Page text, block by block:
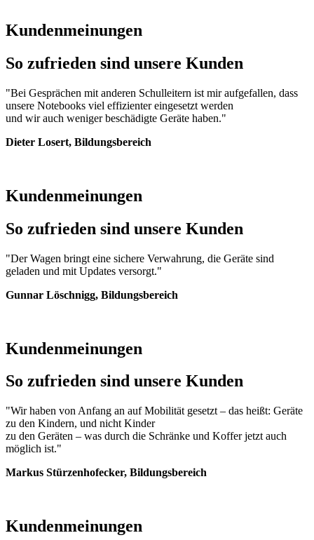
Kundenmeinungen
So zufrieden sind unsere Kunden
"Bei Gesprächen mit anderen Schulleitern ist mir aufgefallen, dass
unsere Notebooks viel effizienter eingesetzt werden
und wir auch weniger beschädigte Geräte haben."
Dieter Losert, Bildungsbereich
Kundenmeinungen
So zufrieden sind unsere Kunden
"Der Wagen bringt eine sichere Verwahrung, die Geräte sind
geladen und mit Updates versorgt."
Gunnar Löschnigg, Bildungsbereich
Kundenmeinungen
So zufrieden sind unsere Kunden
"Wir haben von Anfang an auf Mobilität gesetzt – das heißt: Geräte
zu den Kindern, und nicht Kinder
zu den Geräten – was durch die Schränke und Koffer jetzt auch
möglich ist."
Markus Stürzenhofecker, Bildungsbereich
Kundenmeinungen